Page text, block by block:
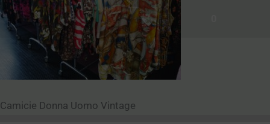
Camicie Donna Uomo Vintage